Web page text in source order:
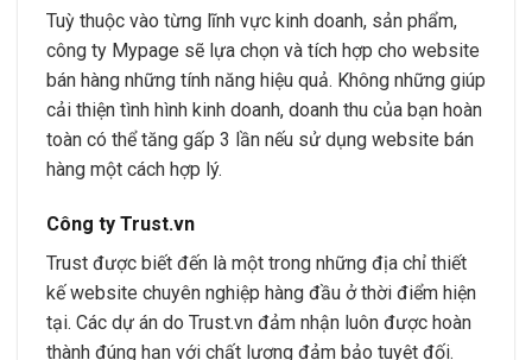
Tuỳ thuộc vào từng lĩnh vực kinh doanh, sản phẩm,
công ty Mypage sẽ lựa chọn và tích hợp cho website
bán hàng những tính năng hiệu quả. Không những giúp
cải thiện tình hình kinh doanh, doanh thu của bạn hoàn
toàn có thể tăng gấp 3 lần nếu sử dụng website bán
hàng một cách hợp lý.
Công ty Trust.vn
Trust được biết đến là một trong những địa chỉ thiết
kế website chuyên nghiệp hàng đầu ở thời điểm hiện
tại. Các dự án do Trust.vn đảm nhận luôn được hoàn
thành đúng hạn với chất lượng đảm bảo tuyệt đối.